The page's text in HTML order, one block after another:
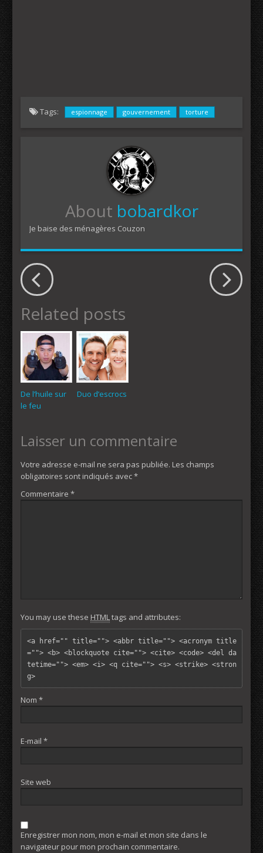
Tags: espionnage gouvernement torture
About bobardkor
Je baise des ménagères Couzon
Related posts
De l’huile sur
le feu
Duo d’escrocs
Laisser un commentaire
Votre adresse e-mail ne sera pas publiée. Les champs
obligatoires sont indiqués avec*
Commentaire *
You may use these HTMLtags and attributes:
<a href="" title=""> <abbr title=""> <acronym title
=""> <b> <blockquote cite=""> <cite> <code> <del da
tetime=""> <em> <i> <q cite=""> <s> <strike> <stron
g>
Nom *
E-mail *
Site web
Enregistrer mon nom, mon e-mail et mon site dans le
navigateur pour mon prochain commentaire.